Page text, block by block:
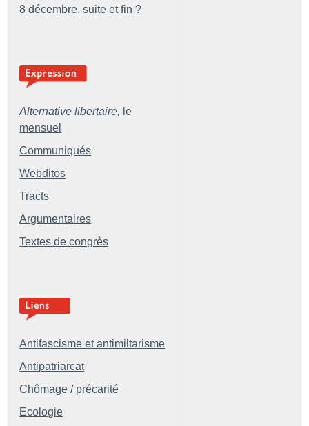
8 décembre, suite et fin ?
Alternative libertaire, le
mensuel
Communiqués
Webditos
Tracts
Argumentaires
Textes de congrès
Antifascisme et antimiltarisme
Antipatriarcat
Chômage / précarité
Ecologie